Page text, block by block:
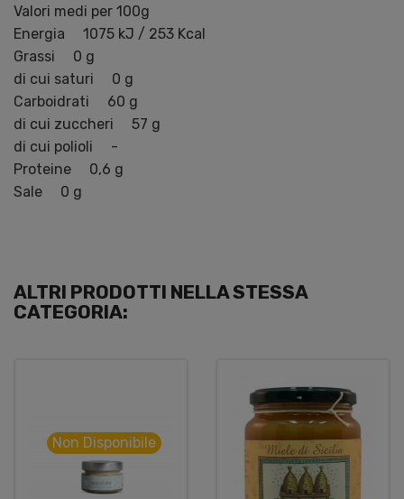
Valori medi per 100g
Energia 1075 kJ / 253 Kcal
Grassi 0 g
di cui saturi 0 g
Carboidrati 60 g
di cui zuccheri 57 g
di cui polioli -
Proteine 0,6 g
Sale 0 g
ALTRI PRODOTTI NELLA STESSA
CATEGORIA:
Non Disponibile